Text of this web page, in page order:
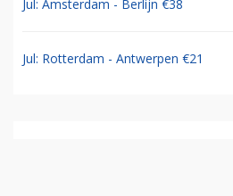
Jul: Amsterdam - Berlijn €38
Jul: Rotterdam - Antwerpen €21